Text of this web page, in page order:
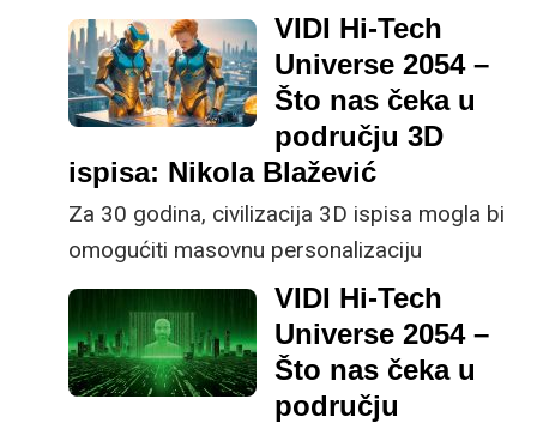
setom informacija o svom sadašnjem i
prošlim zdravstvenim stanjima, nestat će
neki danas zamorni aspekti liječničkog
posla, a nastati novi, vjerojatno još efikasniji
i svakako kompleksniji, zaključila je o
zdravstvu za 30 godina dr. sc. Anja Barešić,
voditeljica laboratorija za računalnu biologiju
i translacijsku medicinu na Institutu Ruđer
Bošković.
VIDI Hi-Tech
Universe 2054 –
Što nas čeka u
području 3D
ispisa: Nikola Blažević
Za 30 godina, civilizacija 3D ispisa mogla bi
omogućiti masovnu personalizaciju
proizvoda, smanjenje otpada kroz održive
materijale i transformaciju tradicionalnih
proizvodnih metoda, tvrdi Nikola Blažević,
CEO tvrtke Mikrotvornica.
VIDI Hi-Tech
Universe 2054 –
Što nas čeka u
području